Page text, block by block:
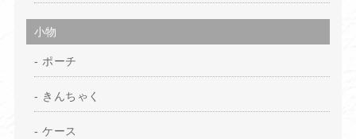
小物
ポーチ
きんちゃく
ケース